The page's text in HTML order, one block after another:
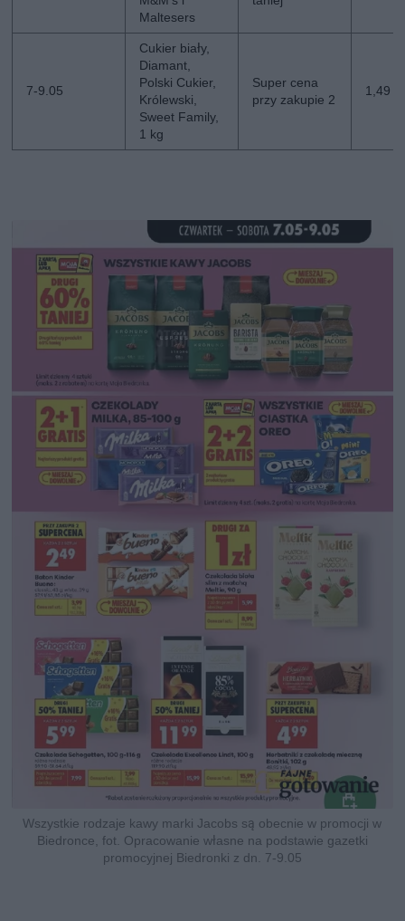
Maltesers
7-9.05
Cukier biały,
Diamant,
Polski Cukier,
Królewski,
Sweet Family,
1 kg
Super cena
przy zakupie 2
1,49
Wszystkie rodzaje kawy marki Jacobs są obecnie w promocji w
Biedronce, fot. Opracowanie własne na podstawie gazetki
promocyjnej Biedronki z dn. 7-9.05